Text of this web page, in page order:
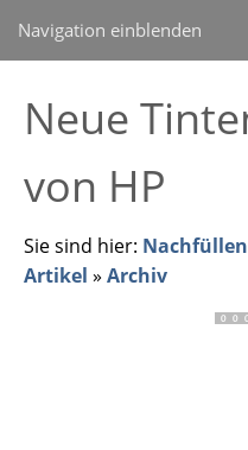
Navigation einblenden
Neue
von HP
Sie sind hier:
Artikel » Archiv